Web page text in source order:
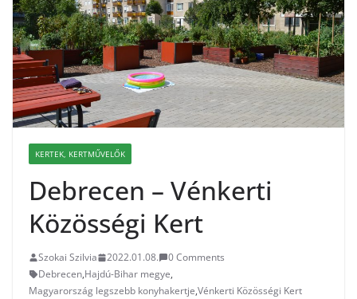
KERTEK, KERTMŰVELŐK
Debrecen – Vénkerti
Közösségi Kert
Szokai Szilvia 2022.01.08.
0 Comments
Debrecen,Hajdú-Bihar megye,
Magyarország legszebb konyhakertje,Vénkerti Közösségi Kert